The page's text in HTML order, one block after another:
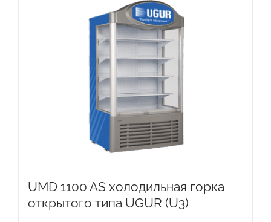
UMD 1100 AS холодильная горка
открытого типа UGUR (U3)